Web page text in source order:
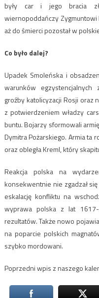
były car i jego bracia
wiernopoddańczy Zygmuntowi
aż do śmierci pozostał w
Co było dalej?
Upadek Smoleńska i
warunków egzystencjalnych
groźby katolicyzacji Rosji oraz
z potwierdzeniem władzy
buntu. Bojarzy sformowali
Dymitra Pożarskiego. Armia ta
oraz obległa Kreml, który
Reakcja polska na
konsekwentnie nie zgadzał
eskalację konfliktu na
wyprawa polska z lat 1617-
rezultatów. Także nowo
na poparcie polskich
szybko mordowani.
Poprzedni wpis z naszego